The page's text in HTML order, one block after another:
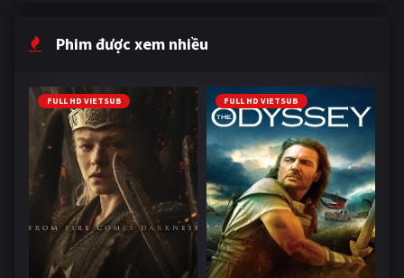
Phim được xem nhiều
FULL HD VIETSUB FULL HD VIETSUB